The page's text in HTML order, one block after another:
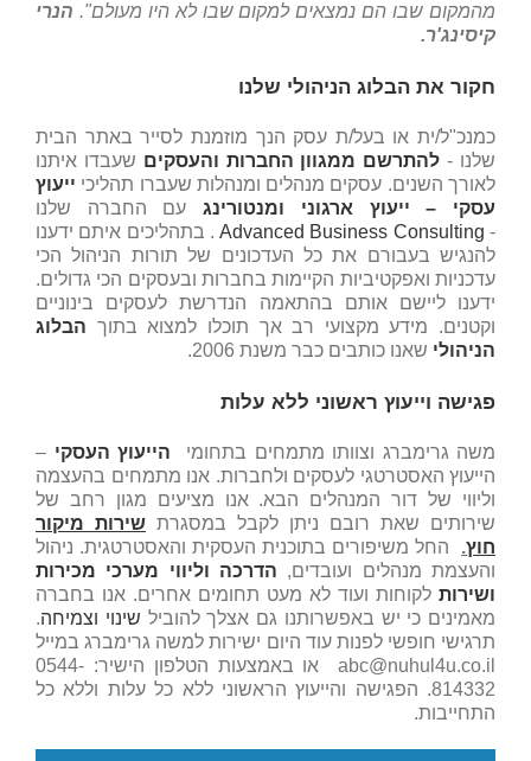
מהמקום שבו הם נמצאים למקום שבו לא היו מעולם". הנרי
קיסינג'ר.
חקור את הבלוג הניהולי שלנו
כמנכ"ל/ית או בעל/ת עסק הנך מוזמנת לסייר באתר הבית
שלנו - להתרשם ממגוון החברות והעסקים שעבדו איתנו
לאורך השנים. עסקים מנהלים ומנהלות שעברו תהליכי ייעוץ
עסקי – ייעוץ ארגוני ומנטורינגעם החברה שלנו
-
Advanced Business Consulting. בתהליכים איתם ידענו
להנגיש בעבורם את כל העדכונים של תורות הניהול הכי
עדכניות ואפקטיביות הקיימות בחברות ובעסקים הכי גדולים.
ידענו ליישם אותם בהתאמה הנדרשת לעסקים בינוניים
וקטנים. מידע מקצועי רב אך תוכלו למצוא בתוך הבלוג
הניהולי שאנו כותבים כבר משנת 2006.
פגישה וייעוץ ראשוני ללא עלות
משה גרימברג וצוותו מתמחים בתחומי הייעוץ העסקי –
הייעוץ האסטרטגי לעסקים ולחברות. אנו מתמחים בהעצמה
וליווי של דור המנהלים הבא. אנו מציעים מגון רחב של
שירותים שאת רובם ניתן לקבל במסגרת שירות מיקור
חוץ. החל משיפורים בתוכנית העסקית והאסטרטגית. ניהול
והעצמת מנהלים ועובדים, הדרכה וליווי מערכי מכירות
ושירות לקוחות ועוד לא מעט תחומים אחרים. אנו בחברה
מאמינים כי יש באפשרותנו גם אצלך להוביל שינוי וצמיחה.
תרגישי חופשי לפנות עוד היום ישירות למשה גרימברג במייל
abc@nuhul4u.co.il או באמצעות הטלפון הישיר: 0544-
814332. הפגישה והייעוץ הראשוני ללא כל עלות וללא כל
התחייבות.